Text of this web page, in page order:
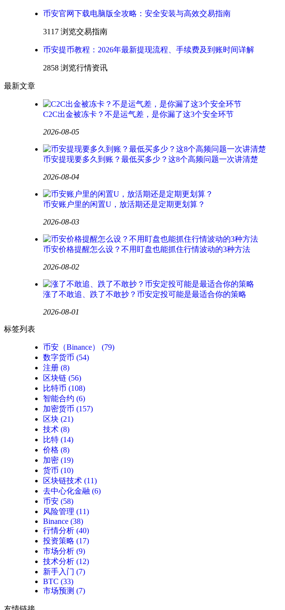
币安官网下载电脑版全攻略：安全安装与高效交易指南
3117 浏览交易指南
币安提币教程：2026年最新提现流程、手续费及到账时间详解
2858 浏览行情资讯
最新文章
C2C出金被冻卡？不是运气差，是你漏了这3个安全环节
2026-08-05
币安提现要多久到账？最低买多少？这8个高频问题一次讲清楚
2026-08-04
币安账户里的闲置U，放活期还是定期更划算？
2026-08-03
币安价格提醒怎么设？不用盯盘也能抓住行情波动的3种方法
2026-08-02
涨了不敢追、跌了不敢抄？币安定投可能是最适合你的策略
2026-08-01
标签列表
币安（Binance）
(79)
数字货币 (54)
注册 (8)
区块链 (56)
比特币 (108)
智能合约 (6)
加密货币 (157)
区块 (21)
技术 (8)
比特 (14)
价格 (8)
加密 (19)
货币 (10)
区块链技术 (11)
去中心化金融 (6)
币安 (58)
风险管理 (11)
Binance (38)
行情分析 (40)
投资策略 (17)
市场分析 (9)
技术分析 (12)
新手入门 (7)
BTC (33)
市场预测 (7)